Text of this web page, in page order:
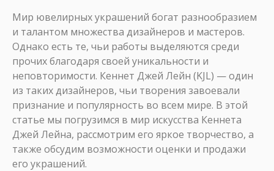
Мир ювелирных украшений богат разнообразием
и талантом множества дизайнеров и мастеров.
Однако есть те, чьи работы выделяются среди
прочих благодаря своей уникальности и
неповторимости. Кеннет Джей Лейн (KJL) — один
из таких дизайнеров, чьи творения завоевали
признание и популярность во всем мире. В этой
статье мы погрузимся в мир искусства Кеннета
Джей Лейна, рассмотрим его яркое творчество, а
также обсудим возможности оценки и продажи
его украшений.